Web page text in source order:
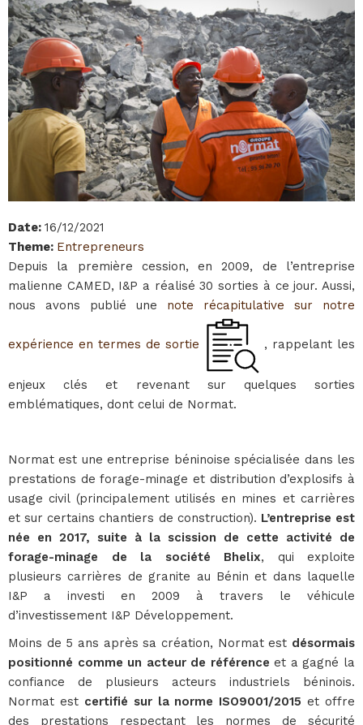
Date: 16/12/2021
Theme: Entrepreneurs
Depuis la première cession, en 2009, de l’entreprise
malienne CAMED, I&P a réalisé 30 sorties à ce jour. Aussi,
nous avons publié une note récapitulative sur notre
expérience en termes de sortie , rappelant les
enjeux clés et revenant sur quelques sorties
emblématiques, dont celui de Normat.
Normat est une entreprise béninoise spécialisée dans les
prestations de forage-minage et distribution d’explosifs à
usage civil (principalement utilisés en mines et carrières
et sur certains chantiers de construction). L’entreprise est
née en 2017, suite à la scission de cette activité de
forage-minage de la société Bhelix, qui exploite
plusieurs carrières de granite au Bénin et dans laquelle
I&P a investi en 2009 à travers le véhicule
d’investissement I&P Développement.
Moins de 5 ans après sa création, Normat est désormais
positionné comme un acteur de référence et a gagné la
confiance de plusieurs acteurs industriels béninois.
Normat est certifié sur la norme ISO9001/2015 et offre
des prestations respectant les normes de sécurité